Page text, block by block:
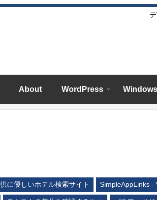
About WordPress Windows
に優しいホテル検索サイト SimpleAppLinks -